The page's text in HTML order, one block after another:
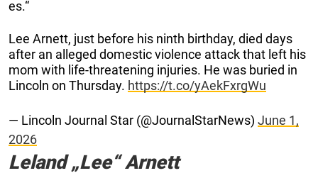
es.“
Lee Arnett, just before his ninth birthday, died days
after an alleged domestic violence attack that left his
mom with life-threatening injuries. He was buried in
Lincoln on Thursday. https://t.co/yAekFxrgWu
— Lincoln Journal Star (@JournalStarNews) June 1,
2026
Leland „Lee“ Arnett